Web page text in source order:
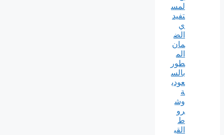
لمس
تفيد
ي
الض
مان
الم
طور
بالس
عودي
ة
وش
رو
ط
القب